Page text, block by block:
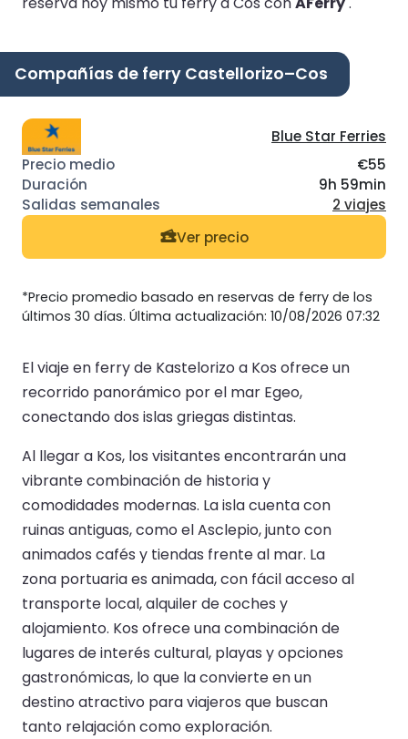
Compañías de ferry Castellorizo–Cos
Blue Star Ferries
€55
9h 59min
2 viajes
Ver precio
*Precio promedio basado en reservas de ferry de los
últimos 30 días. Última actualización: 10/08/2026 07:32
El viaje en ferry de Kastelorizo a Kos ofrece un
recorrido panorámico por el mar Egeo,
conectando dos islas griegas distintas.
Al llegar a Kos, los visitantes encontrarán una
vibrante combinación de historia y
comodidades modernas. La isla cuenta con
ruinas antiguas, como el Asclepio, junto con
animados cafés y tiendas frente al mar. La
zona portuaria es animada, con fácil acceso al
transporte local, alquiler de coches y
alojamiento. Kos ofrece una combinación de
lugares de interés cultural, playas y opciones
gastronómicas, lo que la convierte en un
destino atractivo para viajeros que buscan
tanto relajación como exploración.